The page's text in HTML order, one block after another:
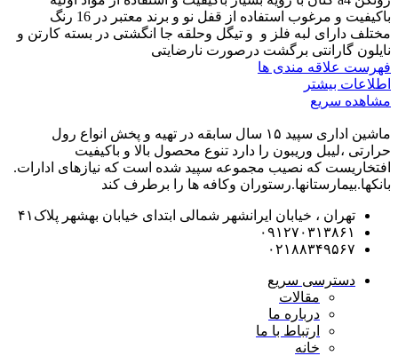
باکیفیت و مرغوب استفاده از قفل نو و برند معتبر در 16 رنگ
مختلف دارای لبه فلز و و تیگل و‌حلقه جا انگشتی در بسته کارتن و
نایلون گارانتی برگشت درصورت نارضایتی
فهرست علاقه مندی ها
اطلاعات بیشتر
مشاهده سریع
ماشین اداری سپید ۱۵ سال سابقه در تهیه و پخش انواع رول
حرارتی ،لیبل وریبون را دارد تنوع محصول بالا و باکیفیت
افتخاریست که نصیب مجموعه سپید شده است که نیازهای ادارات.
بانکها.بیمارستانها.رستوران و‌کافه ها را برطرف کند
تهران ، خیابان ایرانشهر شمالی ابتدای خیابان بهشهر پلاک۴۱
۰۹۱۲۷۰۳۱۳۸۶۱
۰۲۱۸۸۳۴۹۵۶۷
دسترسی سریع
مقالات
درباره ما
ارتباط با ما
خانه